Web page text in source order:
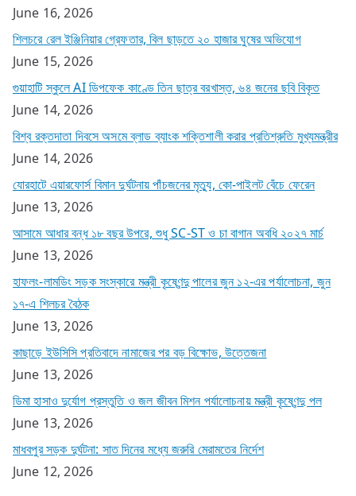
June 16, 2026
শিলচরে রেল ইঞ্জিনিয়ার গ্রেফতার, বিল ছাড়তে ২০ হাজার ঘুষের অভিযোগ
June 15, 2026
গুয়াহাটি স্কুলে AI ডিপফেক কাণ্ডে তিন ছাত্র বরখাস্ত, ৬৪ জনের ছবি বিকৃত
June 14, 2026
বিশ্ব রক্তদাতা দিবসে অসমে ব্লাড ব্যাংক শক্তিশালী করার প্রতিশ্রুতি মুখ্যমন্ত্রীর
June 14, 2026
যোরহাটে এয়ারফোর্স বিমান দুর্ঘটনায় পাঁচজনের মৃত্যু, কো-পাইলট বেঁচে ফেরেন
June 13, 2026
আসামে আধার বন্ধ ১৮ বছর উপরে, শুধু SC-ST ও চা বাগান অবধি ২০২৭ মার্চ
June 13, 2026
হাফলং-লামডিং সড়ক সংস্কারে মন্ত্রী কৃষ্ণেন্দু পালের জুন ১২-এর পর্যালোচনা, জুন
১৭-এ শিলচর বৈঠক
June 13, 2026
কাছাড়ে ইউসিসি প্রতিবাদে নামাজের পর বড় বিক্ষোভ, উত্তেজনা
June 13, 2026
ডিমা হাসাও দুর্যোগ প্রস্তুতি ও জল জীবন মিশন পর্যালোচনায় মন্ত্রী কৃষ্ণেন্দু পল
June 13, 2026
মাধবপুর সড়ক দুর্ঘটনা: সাত দিনের মধ্যে জরুরি মেরামতের নির্দেশ
June 12, 2026